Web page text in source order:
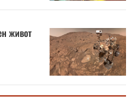
живот